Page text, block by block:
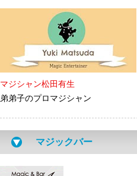
マジシャン松田有生
弟弟子のプロマジシャン
マジックバー